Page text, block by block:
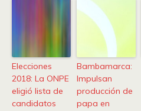
Elecciones
2018: La ONPE
eligió lista de
candidatos
Bambamarca:
Impulsan
producción de
papa en